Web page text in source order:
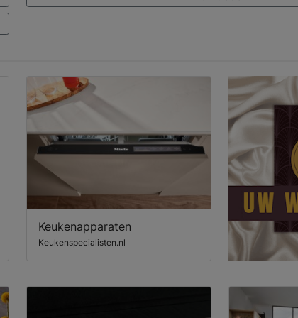
Keukenapparaten
Keukenspecialisten.nl